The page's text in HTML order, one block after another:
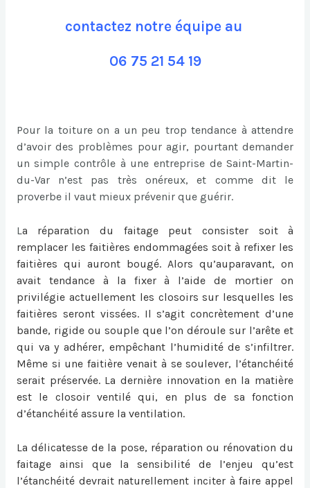
contactez notre équipe au
06 75 21 54 19
Pour la toiture on a un peu trop tendance à attendre
d’avoir des problèmes pour agir, pourtant demander
un simple contrôle à une entreprise de Saint-Martin-
du-Var n’est pas très onéreux, et comme dit le
proverbe il vaut mieux prévenir que guérir.
L a réparation du faitage peut consister soit à
remplacer les faitières endommagées soit à refixer les
faitières qui auront bougé. Alors qu’auparavant, on
avait tendance à la fixer à l’aide de mortier on
privilégie actuellement les closoirs sur lesquelles les
faitières seront vissées. Il s’agit concrètement d’une
bande, rigide ou souple que l’on déroule sur l’arête et
qui va y adhérer, empêchant l’humidité de s’infiltrer.
Même si une faitière venait à se soulever, l’étanchéité
serait préservée. La dernière innovation en la matière
est le closoir ventilé qui, en plus de sa fonction
d’étanchéité assure la ventilation.
La délicatesse de la pose, réparation ou rénovation du
faitage ainsi que la sensibilité de l’enjeu qu’est
l’étanchéité devrait naturellement inciter à faire appel